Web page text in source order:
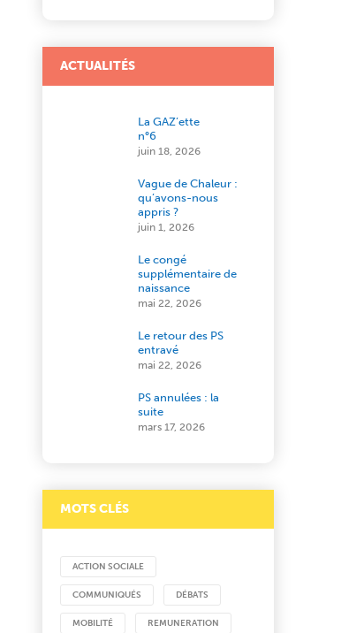
ACTUALITÉS
La GAZ’ette
n°6
juin 18, 2026
Vague de Chaleur :
qu’avons-nous
appris ?
juin 1, 2026
Le congé
supplémentaire de
naissance
mai 22, 2026
Le retour des PS
entravé
mai 22, 2026
PS annulées : la
suite
mars 17, 2026
MOTS CLÉS
ACTION SOCIALE
COMMUNIQUÉS DÉBATS
MOBILITÉ REMUNERATION